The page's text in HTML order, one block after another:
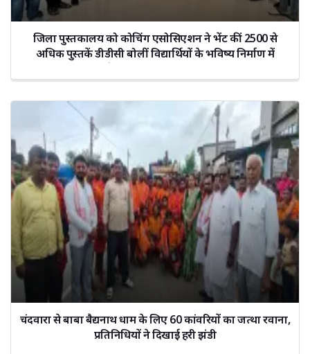
जिला पुस्तकालय को कोचिंग एसोसिएशन ने भेंट कीं 2500 से
अधिक पुस्तकें डीडीसी बोलीं विद्यार्थियों के भविष्य निर्माण में
चंदवारा से बाबा बैद्यनाथ धाम के लिए 60 कांवरियों का जत्था रवाना,
प्रतिनिधियों ने दिखाई हरी झंडी